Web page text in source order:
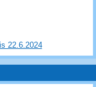
22.6.2024